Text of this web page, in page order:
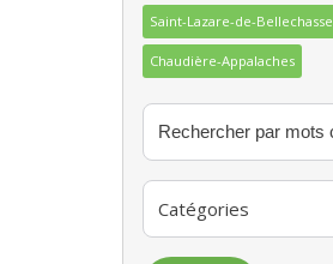
Saint-Lazare-de-Bellechasse
Chaudière-Appalaches
Catégories